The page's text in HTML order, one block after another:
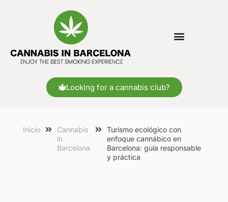
Looking for a cannabis club?
Inicio
Cannabis
in
Barcelona
Turismo ecológico con
enfoque cannábico en
Barcelona: guía responsable
y práctica